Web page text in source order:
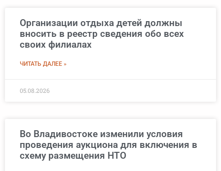
Организации отдыха детей должны
вносить в реестр сведения обо всех
своих филиалах
ЧИТАТЬ ДАЛЕЕ »
05.08.2026
Во Владивостоке изменили условия
проведения аукциона для включения в
схему размещения НТО